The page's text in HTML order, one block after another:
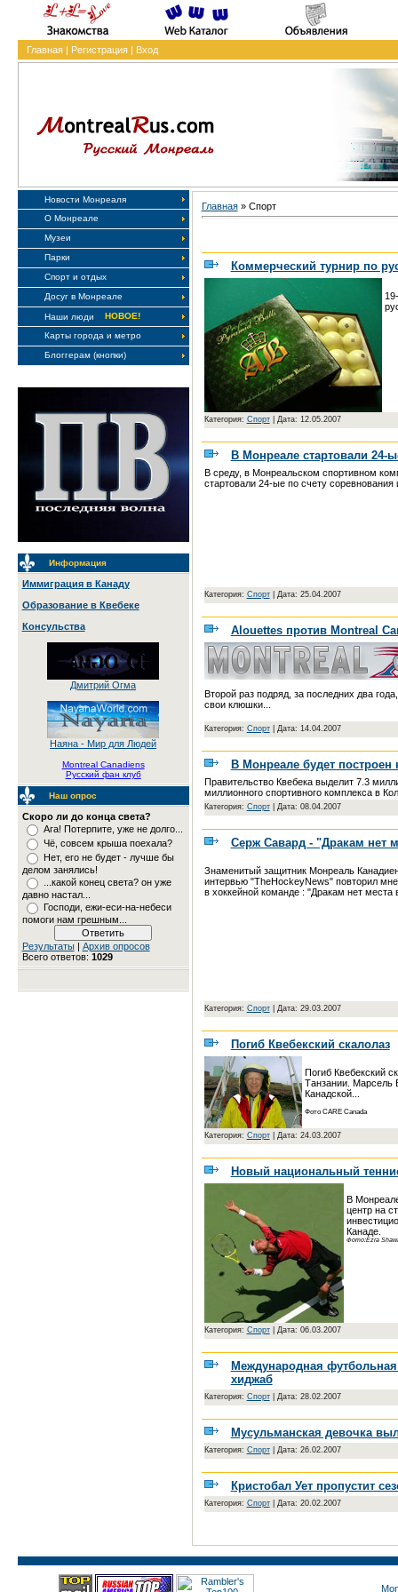
Главная| Регистрация| Вход
Новости Монреаля
О Монреале
Музеи
Парки
Спорт и отдых
Досуг в Монреале
Наши люди
НОВОЕ!
Карты города и метро
Блоггерам (кнопки)
Информация
Иммиграция в Канаду
Образование в Квебеке
Консульства
Дмитрий Огма
Наяна - Мир для Людей
Montreal Canadiens
Русский фан клуб
Наш опрос
Скоро ли до конца света?
Ага! Потерпите, уже не долго...
Чё, совсем крыша поехала?
Нет, его не будет - лучше бы
делом занялись!
...какой конец света? он уже
давно настал...
Господи, ежи-еси-на-небеси
помоги нам грешным...
Результаты| Архив опросов
Всего ответов: 1029
Главная» Спорт
Коммерческий турнир по
Категория: Спорт| Дата: 12.05.2007
В Монреале стартовали 24-
В среду, в Монреальском спортивном
стартовали 24-ые по счету соревнования
Категория: Спорт| Дата: 25.04.2007
Alouettes против Montreal
Второй раз подряд, за последних два
свои клюшки...
Категория: Спорт| Дата: 14.04.2007
В Монреале будет
Правительство Квебека выделит 7.3
миллионного спортивного комплекса в
Категория: Спорт| Дата: 08.04.2007
Серж Савард - "Дракам нет
Знаменитый защитник Монреаль
интервью "TheHockeyNews" повторил
в хоккейной команде : "Дракам нет места
Категория: Спорт| Дата: 29.03.2007
Погиб Квебекский скалолаз
Погиб Квебекский
Танзании. Марсель
Канадской...
Фото CARE Canada
Категория: Спорт| Дата: 24.03.2007
Новый национальный
В
центр на
Канаде.
Фото:Ezra
Категория: Спорт| Дата: 06.03.2007
Международная футбольная
хиджаб
Категория: Спорт| Дата: 28.02.2007
Мусульманская девочка
Категория: Спорт| Дата: 26.02.2007
Кристобал Ует пропустит
Категория: Спорт| Дата: 20.02.2007